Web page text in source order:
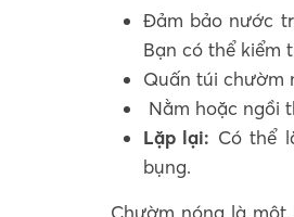
Đảm bảo nước
Bạn có thể kiểm
Quấn túi chườm
Nằm hoặc ngồi
Lặp lại: Có thể
bụng.
Chườm nóng là